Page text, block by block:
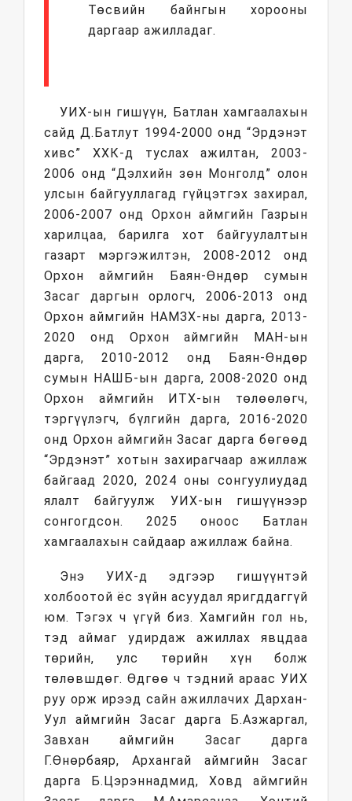
Төсвийн байнгын хорооны
даргаар ажилладаг.
УИХ-ын гишүүн, Батлан хамгаалахын
сайд Д.Батлут 1994-2000 онд “Эрдэнэт
хивс” ХХК-д туслах ажилтан, 2003-
2006 онд “Дэлхийн зөн Монголд” олон
улсын байгууллагад гүйцэтгэх захирал,
2006-2007 онд Орхон аймгийн Газрын
харилцаа, барилга хот байгуулалтын
газарт мэргэжилтэн, 2008-2012 онд
Орхон аймгийн Баян-Өндөр сумын
Засаг даргын орлогч, 2006-2013 онд
Орхон аймгийн НАМЗХ-ны дарга, 2013-
2020 онд Орхон аймгийн МАН-ын
дарга, 2010-2012 онд Баян-Өндөр
сумын НАШБ-ын дарга, 2008-2020 онд
Орхон аймгийн ИТХ-ын төлөөлөгч,
тэргүүлэгч, бүлгийн дарга, 2016-2020
онд Орхон аймгийн Засаг дарга бөгөөд
“Эрдэнэт” хотын захирагчаар ажиллаж
байгаад 2020, 2024 оны сонгуулиудад
ялалт байгуулж УИХ-ын гишүүнээр
сонгогдсон. 2025 оноос Батлан
хамгаалахын сайдаар ажиллаж байна.
Энэ УИХ-д эдгээр гишүүнтэй
холбоотой ёс зүйн асуудал яригддаггүй
юм. Тэгэх ч үгүй биз. Хамгийн гол нь,
тэд аймаг удирдаж ажиллах явцдаа
төрийн, улс төрийн хүн болж
төлөвшдөг. Өдгөө ч тэдний араас УИХ
руу орж ирээд сайн ажиллачих Дархан-
Уул аймгийн Засаг дарга Б.Азжаргал,
Завхан аймгийн Засаг дарга
Г.Өнөрбаяр, Архангай аймгийн Засаг
дарга Б.Цэрэннадмид, Ховд аймгийн